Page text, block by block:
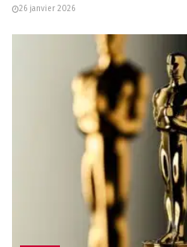
26 janvier 2026